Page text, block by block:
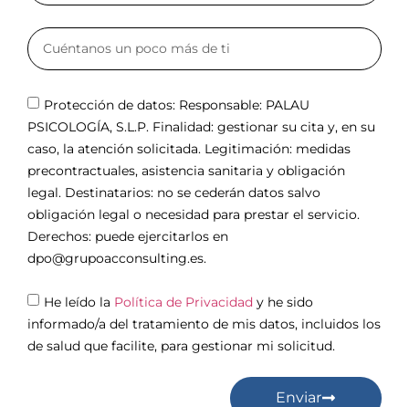
Protección de datos: Responsable: PALAU
PSICOLOGÍA, S.L.P. Finalidad: gestionar su cita y, en su
caso, la atención solicitada. Legitimación: medidas
precontractuales, asistencia sanitaria y obligación
legal. Destinatarios: no se cederán datos salvo
obligación legal o necesidad para prestar el servicio.
Derechos: puede ejercitarlos en
dpo@grupoacconsulting.es.
He leído la Política de Privacidad y he sido
informado/a del tratamiento de mis datos, incluidos los
de salud que facilite, para gestionar mi solicitud.
Enviar